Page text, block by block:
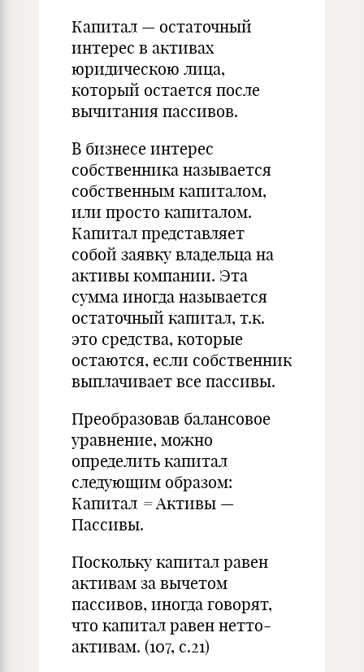
Капитал — остаточный
интерес в активах
юридическою лица,
который остается после
вычитания пассивов.
В бизнесе интерес
собственника называется
собственным капиталом,
или просто капиталом.
Капитал представляет
собой заявку владельца на
активы компании. Эта
сумма иногда называется
остаточный капитал, т.к.
это средства, которые
остаются, если собственник
выплачивает все пассивы.
Преобразовав балансовое
уравнение, можно
определить капитал
следующим образом:
Капитал =Активы —
Пассивы.
Поскольку капитал равен
активам за вычетом
пассивов, иногда говорят,
что капитал равен нетто-
активам. (107, с.21)